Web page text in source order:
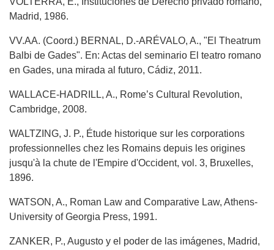
Madrid, 1986.
VV.AA. (Coord.) BERNAL, D.-ARÉVALO, A., "El Theatrum
Balbi de Gades". En: Actas del seminario El teatro romano
en Gades, una mirada al futuro, Cádiz, 2011.
WALLACE-HADRILL, A., Rome’s Cultural Revolution,
Cambridge, 2008.
WALTZING, J. P., Étude historique sur les corporations
professionnelles chez les Romains depuis les origines
jusqu'à la chute de l'Empire d'Occident, vol. 3, Bruxelles,
1896.
WATSON, A., Roman Law and Comparative Law, Athens-
University of Georgia Press, 1991.
ZANKER, P., Augusto y el poder de las imágenes, Madrid,